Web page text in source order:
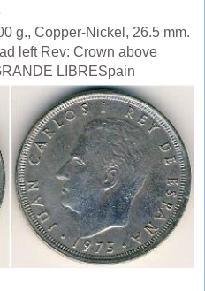
g., Copper-Nickel, 26.5 mm.
left Rev: Crown above
LIBRESpain